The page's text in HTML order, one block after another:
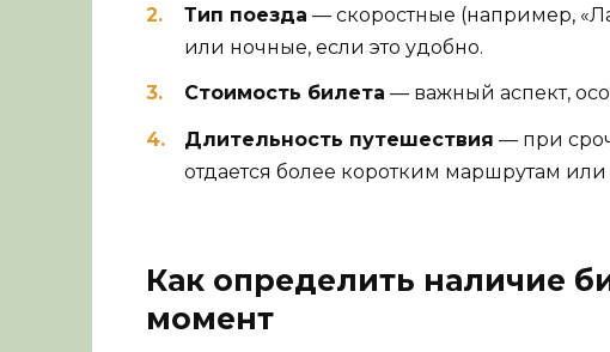
Тип поезда — скоростные (например,
или ночные, если это удобно.
Стоимость билета — важный аспект,
Длительность путешествия — при
отдается более коротким маршрутам
Как определить наличие
момент